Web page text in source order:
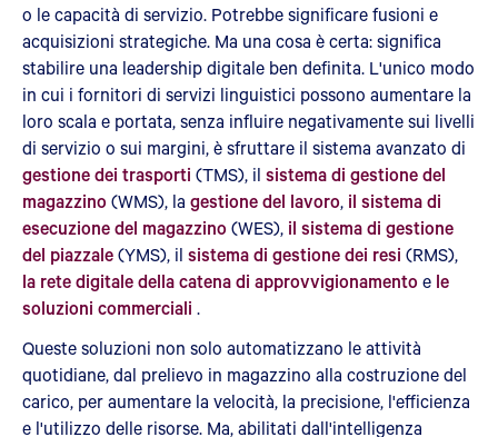
o le capacità di servizio. Potrebbe significare fusioni e
acquisizioni strategiche. Ma una cosa è certa: significa
stabilire una leadership digitale ben definita. L'unico modo
in cui i fornitori di servizi linguistici possono aumentare la
loro scala e portata, senza influire negativamente sui livelli
di servizio o sui margini, è sfruttare il sistema avanzato di
gestione dei trasporti (TMS), il sistema di gestione del
magazzino(WMS), la gestione del lavoro, il sistema di
esecuzione del magazzino(WES), il sistema di gestione
del piazzale(YMS), il sistema di gestione dei resi (RMS),
la rete digitale della catena di approvvigionamentoe le
soluzioni commerciali .
Queste soluzioni non solo automatizzano le attività
quotidiane, dal prelievo in magazzino alla costruzione del
carico, per aumentare la velocità, la precisione, l'efficienza
e l'utilizzo delle risorse. Ma, abilitati dall'intelligenza